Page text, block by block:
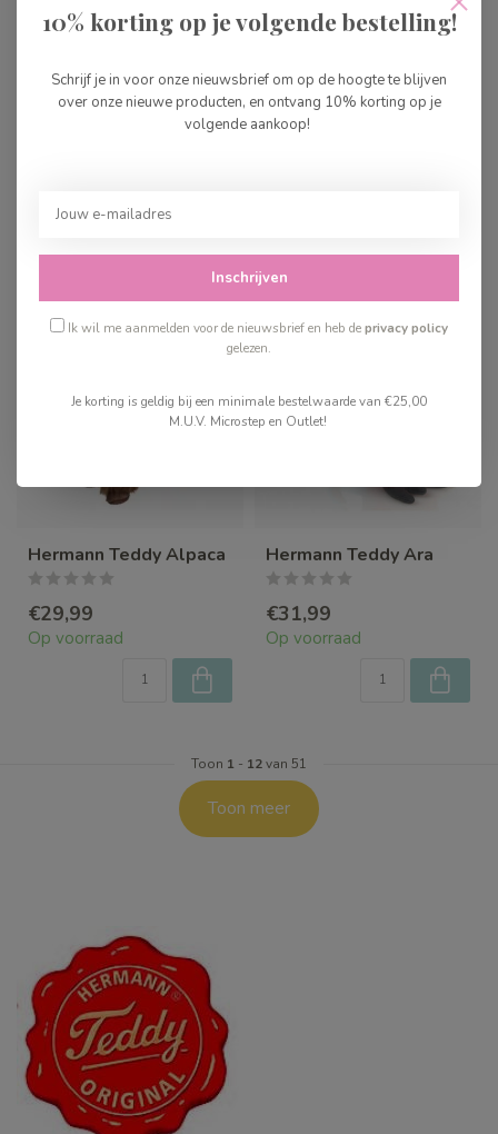
Hermann Teddy Konijn
bruin-wit
Hermann Teddy Mol
Hermann Teddy Alpaca
€29,99
Op voorraad
Hermann Teddy Ara
€31,99
Op voorraad
Toon 1 - 12van 51
Toon meer
10% korting op je volgende bestelling!
Schrijf je in voor onze nieuwsbrief om op de hoogte te blijven
over onze nieuwe producten, en ontvang 10% korting op je
volgende aankoop!
Inschrijven
Ik wil me aanmelden voor de nieuwsbrief en heb deprivacy policy
gelezen.
Je korting is geldig bij een minimale bestelwaarde van €25,00
M.U.V. Microstep en Outlet!